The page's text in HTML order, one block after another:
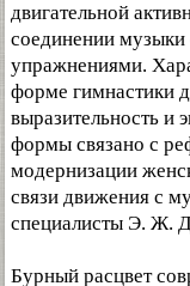
двигательной
соединении
упражнениями.
форме гимнастики
выразительность и
формы связано с
модернизации
связи движения с
специалисты Э. Ж.
Бурный расцвет